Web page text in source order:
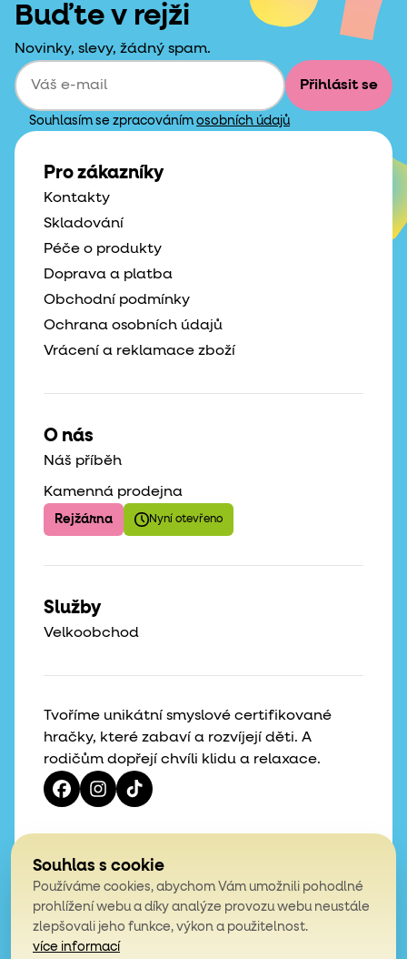
Buďte v rejži
Novinky, slevy, žádný spam.
Přihlásit se
Souhlasím se zpracováním osobních údajů
Tvoříme unikátní smyslové certifikované
hračky, které zabaví a rozvíjejí děti. A
rodičům dopřejí chvíli klidu a relaxace.
Pro zákazníky
Kontakty
Skladování
Péče o produkty
Doprava a platba
Obchodní podmínky
Ochrana osobních údajů
Vrácení a reklamace zboží
O nás
Náš příběh
Kamenná prodejna
Rejžárna Nyní otevřeno
Služby
Velkoobchod
4,9
z celkem 200 hodnocení
Souhlas s cookie
Používáme cookies, abychom Vám umožnili pohodlné
prohlížení webu a díky analýze provozu webu neustále
zlepšovali jeho funkce, výkon a použitelnost.
více informací